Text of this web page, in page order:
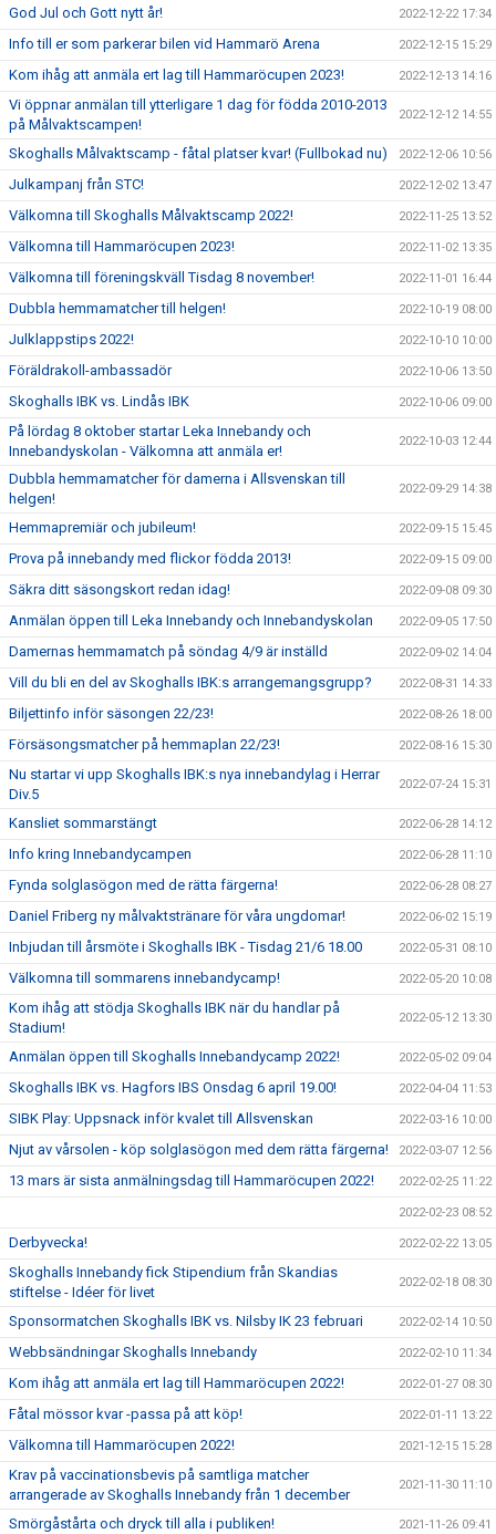
God Jul och Gott nytt år! 2022-12-22 17:34
Info till er som parkerar bilen vid Hammarö Arena 2022-12-15 15:29
Kom ihåg att anmäla ert lag till Hammaröcupen 2023! 2022-12-13 14:16
Vi öppnar anmälan till ytterligare 1 dag för födda 2010-2013
på Målvaktscampen!
2022-12-12 14:55
Skoghalls Målvaktscamp - fåtal platser kvar! (Fullbokad nu) 2022-12-06 10:56
Julkampanj från STC! 2022-12-02 13:47
Välkomna till Skoghalls Målvaktscamp 2022! 2022-11-25 13:52
Välkomna till Hammaröcupen 2023! 2022-11-02 13:35
Välkomna till föreningskväll Tisdag 8 november! 2022-11-01 16:44
Dubbla hemmamatcher till helgen! 2022-10-19 08:00
Julklappstips 2022! 2022-10-10 10:00
Föräldrakoll-ambassadör 2022-10-06 13:50
Skoghalls IBK vs. Lindås IBK 2022-10-06 09:00
På lördag 8 oktober startar Leka Innebandy och
Innebandyskolan - Välkomna att anmäla er!
2022-10-03 12:44
Dubbla hemmamatcher för damerna i Allsvenskan till
helgen!
2022-09-29 14:38
Hemmapremiär och jubileum! 2022-09-15 15:45
Prova på innebandy med flickor födda 2013! 2022-09-15 09:00
Säkra ditt säsongskort redan idag! 2022-09-08 09:30
Anmälan öppen till Leka Innebandy och Innebandyskolan 2022-09-05 17:50
Damernas hemmamatch på söndag 4/9 är inställd 2022-09-02 14:04
Vill du bli en del av Skoghalls IBK:s arrangemangsgrupp? 2022-08-31 14:33
Biljettinfo inför säsongen 22/23! 2022-08-26 18:00
Försäsongsmatcher på hemmaplan 22/23! 2022-08-16 15:30
Nu startar vi upp Skoghalls IBK:s nya innebandylag i Herrar
Div.5
2022-07-24 15:31
Kansliet sommarstängt 2022-06-28 14:12
Info kring Innebandycampen 2022-06-28 11:10
Fynda solglasögon med de rätta färgerna! 2022-06-28 08:27
Daniel Friberg ny målvaktstränare för våra ungdomar! 2022-06-02 15:19
Inbjudan till årsmöte i Skoghalls IBK - Tisdag 21/6 18.00 2022-05-31 08:10
Välkomna till sommarens innebandycamp! 2022-05-20 10:08
Kom ihåg att stödja Skoghalls IBK när du handlar på
Stadium!
2022-05-12 13:30
Anmälan öppen till Skoghalls Innebandycamp 2022! 2022-05-02 09:04
Skoghalls IBK vs. Hagfors IBS Onsdag 6 april 19.00! 2022-04-04 11:53
SIBK Play: Uppsnack inför kvalet till Allsvenskan 2022-03-16 10:00
Njut av vårsolen - köp solglasögon med dem rätta färgerna! 2022-03-07 12:56
13 mars är sista anmälningsdag till Hammaröcupen 2022! 2022-02-25 11:22
2022-02-23 08:52
Derbyvecka! 2022-02-22 13:05
Skoghalls Innebandy fick Stipendium från Skandias
stiftelse - Idéer för livet
2022-02-18 08:30
Sponsormatchen Skoghalls IBK vs. Nilsby IK 23 februari 2022-02-14 10:50
Webbsändningar Skoghalls Innebandy 2022-02-10 11:34
Kom ihåg att anmäla ert lag till Hammaröcupen 2022! 2022-01-27 08:30
Fåtal mössor kvar -passa på att köp! 2022-01-11 13:22
Välkomna till Hammaröcupen 2022! 2021-12-15 15:28
Krav på vaccinationsbevis på samtliga matcher
arrangerade av Skoghalls Innebandy från 1 december
2021-11-30 11:10
Smörgåstårta och dryck till alla i publiken! 2021-11-26 09:41